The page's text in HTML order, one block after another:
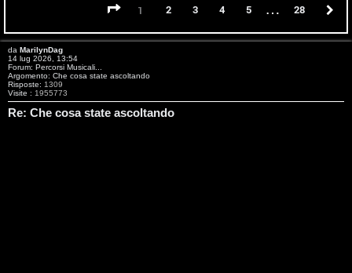
Pagina di
1 2 3 4 5 … 28
da MarilynDag
14 lug 2026, 13:54
Forum: Percorsi Musicali...
Argomento: Che cosa state ascoltando
Risposte: 1309
Visite : 1955773
Re: Che cosa state ascoltando